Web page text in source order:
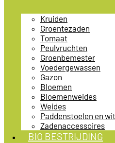
Kruiden
Groentezaden
Tomaat
Peulvruchten
Groenbemester
Voedergewassen
Gazon
Bloemen
Bloemenweides
Weides
Paddenstoelen en
Zadenaccessoires
BIO BESTRIJDING